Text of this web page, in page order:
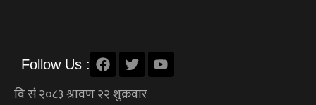
Follow Us :